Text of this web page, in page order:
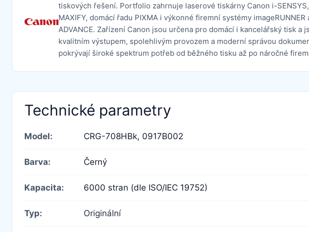
tiskových řešení. Portfolio zahrnuje laserové tiskárny Canon i-
MAXIFY, domácí řadu PIXMA i výkonné firemní systémy imageRUNNER
ADVANCE. Zařízení Canon jsou určena pro domácí i kancelářský tisk a
kvalitním výstupem, spolehlivým provozem a moderní správou
pokrývají široké spektrum potřeb od běžného tisku až po náročné
Technické parametry
Model: CRG-708HBk, 0917B002
Barva: Černý
Kapacita: 6000 stran (dle ISO/IEC 19752)
Typ: Originální